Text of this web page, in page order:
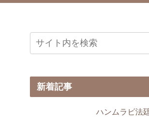
新着記事
ハンムラビ法